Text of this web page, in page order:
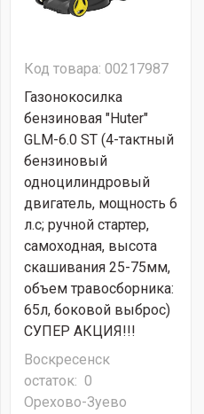
Код товара: 00217987
Газонокосилка
бензиновая "Huter"
GLM-6.0 ST (4-тактный
бензиновый
одноцилиндровый
двигатель, мощность 6
л.с; ручной стартер,
самоходная, высота
скашивания 25-75мм,
объем травосборника:
65л, боковой выброс)
СУПЕР АКЦИЯ!!!
Воскресенск
остаток: 0
Орехово-Зуево